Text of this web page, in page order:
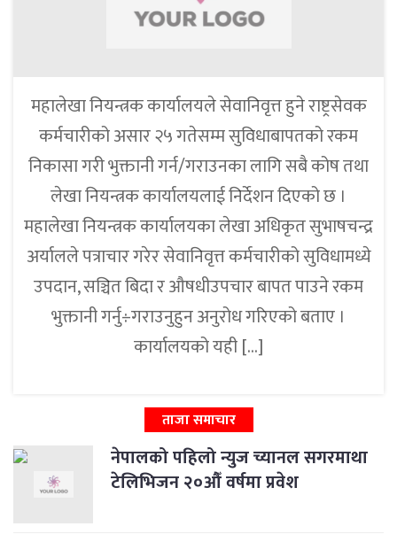
महालेखा नियन्त्रक कार्यालयले सेवानिवृत्त हुने राष्ट्रसेवक
कर्मचारीको असार २५ गतेसम्म सुविधाबापतको रकम
निकासा गरी भुक्तानी गर्न/गराउनका लागि सबै कोष तथा
लेखा नियन्त्रक कार्यालयलाई निर्देशन दिएको छ ।
महालेखा नियन्त्रक कार्यालयका लेखा अधिकृत सुभाषचन्द्र
अर्यालले पत्राचार गरेर सेवानिवृत्त कर्मचारीको सुविधामध्ये
उपदान, सञ्चित बिदा र औषधीउपचार बापत पाउने रकम
भुक्तानी गर्नु÷गराउनुहुन अनुरोध गरिएको बताए ।
कार्यालयको यही […]
ताजा समाचार
नेपालको पहिलो न्युज च्यानल सगरमाथा
टेलिभिजन २०औँ वर्षमा प्रवेश